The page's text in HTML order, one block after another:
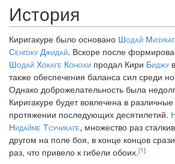
История
Киригакуре было основано Шодай
Сенгоку Джидай. Вскоре после
Шодай Хокаге Конохи продал Кири Биджу
также обеспечения баланса сил среди
Однако доброжелательность была
Киригакуре будет вовлечена в
протяжении последующих десятилетий.
Нидайме Тсучикаге, множество раз
другом на поле боя, в конце концов
раз, что привело к гибели обоих.[1]